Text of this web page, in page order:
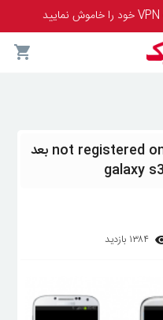
آموزش رفع مشکل not registered on network بعد
۱۳۸۴ بازدید